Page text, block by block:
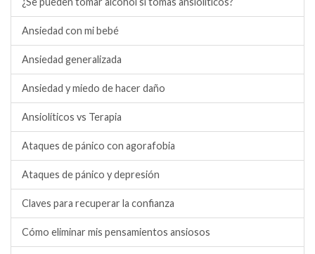
Ansiedad con mi bebé
Ansiedad generalizada
Ansiedad y miedo de hacer daño
Ansiolíticos vs Terapia
Ataques de pánico con agorafobia
Ataques de pánico y depresión
Claves para recuperar la confianza
Cómo eliminar mis pensamientos ansiosos